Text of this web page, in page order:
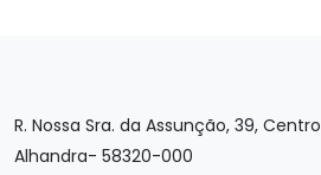
R. Nossa Sra. da Assunção, 39, Centro
Alhandra- 58320-000